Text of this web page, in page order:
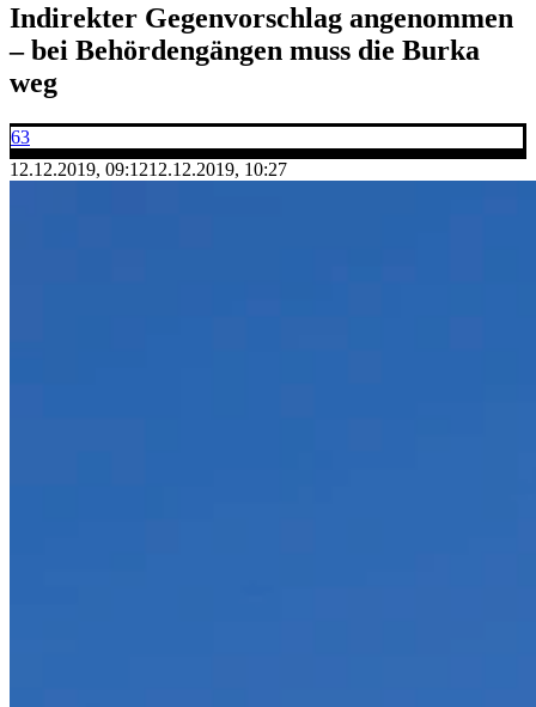
Indirekter Gegenvorschlag angenommen
– bei Behördengängen muss die Burka
weg
63
12.12.2019, 09:1212.12.2019, 10:27